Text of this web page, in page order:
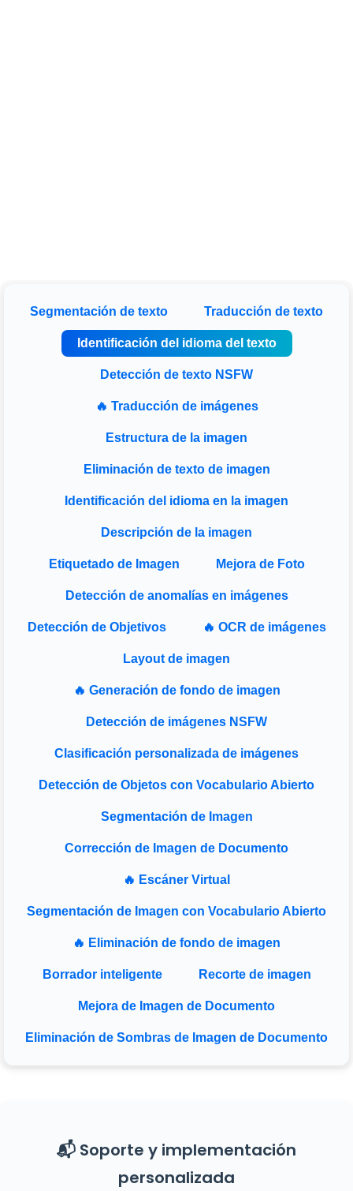
Segmentación de texto Traducción de texto
Identificación del idioma del texto
Detección de texto NSFW
🔥 Traducción de imágenes
Estructura de la imagen
Eliminación de texto de imagen
Identificación del idioma en la imagen
Descripción de la imagen
Etiquetado de Imagen Mejora de Foto
Detección de anomalías en imágenes
Detección de Objetivos 🔥 OCR de imágenes
Layout de imagen
🔥 Generación de fondo de imagen
Detección de imágenes NSFW
Clasificación personalizada de imágenes
Detección de Objetos con Vocabulario Abierto
Segmentación de Imagen
Corrección de Imagen de Documento
🔥 Escáner Virtual
Segmentación de Imagen con Vocabulario Abierto
🔥 Eliminación de fondo de imagen
Borrador inteligente Recorte de imagen
Mejora de Imagen de Documento
Eliminación de Sombras de Imagen de Documento
📬 Soporte y implementación
personalizada